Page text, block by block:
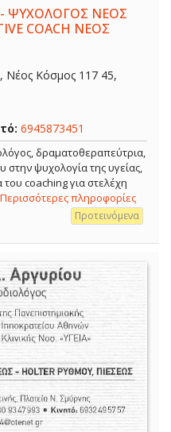
ΨΥΧΟΛΟΓΟΣ ΝΕΟΣ
COACH ΝΕΟΣ
Νέος Κόσμος 117 45,
6945873451
δραματοθεραπεύτρια,
στην ψυχολογία της υγείας,
coaching για στελέχη
πληροφορίες
Προτεινόμενα